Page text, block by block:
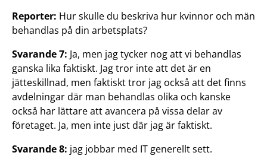
Reporter: Hur skulle du beskriva hur kvinnor och män
behandlas på din arbetsplats?
Svarande 7: Ja, men jag tycker nog att vi behandlas
ganska lika faktiskt. Jag tror inte att det är en
jätteskillnad, men faktiskt tror jag också att det finns
avdelningar där man behandlas olika och kanske
också har lättare att avancera på vissa delar av
företaget. Ja, men inte just där jag är faktiskt.
Svarande 8: jag jobbar med IT generellt sett.